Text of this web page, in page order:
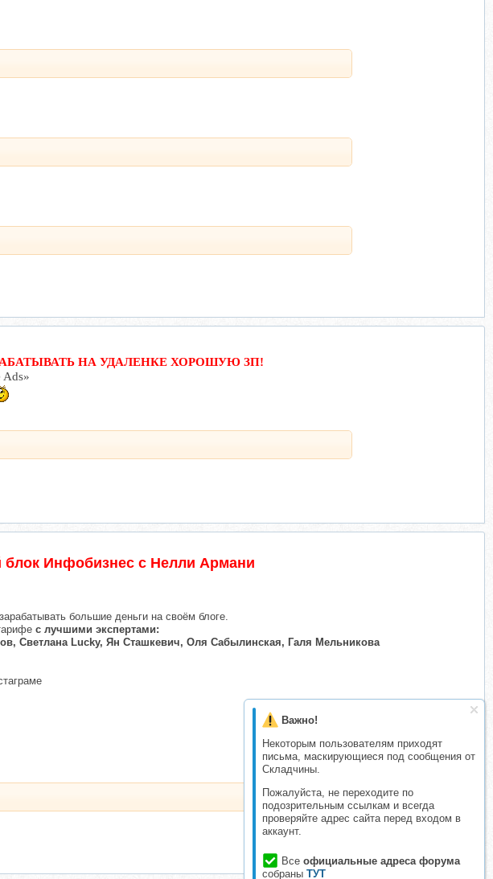
Важно!
Некоторым пользователям приходят
письма, маскирующиеся под сообщения от
Складчины.
Пожалуйста, не переходите по
подозрительным ссылкам и всегда
проверяйте адрес сайта перед входом в
аккаунт.
Все официальные адреса форума
собраны ТУТ
НА УДАЛЕНКЕ ХОРОШУЮ ЗП!
Ads»
блок Инфобизнес с Нелли Армани
большие деньги на своём блоге.
с лучшими экспертами:
Светлана Lucky, Ян Сташкевич, Оля Сабылинская, Галя Мельникова